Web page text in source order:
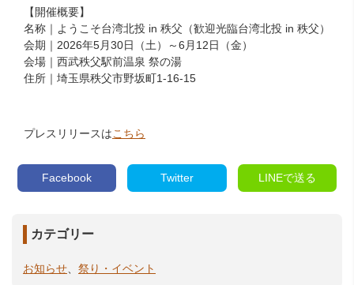
【開催概要】
名称｜ようこそ台湾北投 in 秩父（歓迎光臨台湾北投 in 秩父）
会期｜2026年5月30日（土）～6月12日（金）
会場｜西武秩父駅前温泉 祭の湯
住所｜埼玉県秩父市野坂町1-16-15
プレスリリースはこちら
Facebook Twitter LINEで送る
カテゴリー
お知らせ、 祭り・イベント